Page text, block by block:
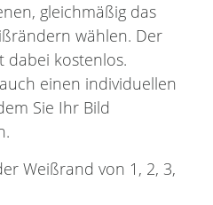
gleichmäßig das
wählen. Der
dabei kostenlos.
einen individuellen
Sie Ihr Bild
Weißrand von 1, 2, 3,